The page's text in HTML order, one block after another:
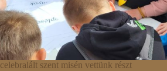
celebralált szent misén vettünk részt